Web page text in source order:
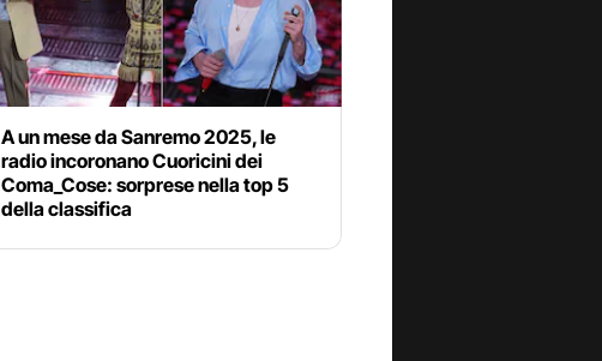
A un mese da Sanremo 2025, le
radio incoronano Cuoricini dei
Coma_Cose: sorprese nella top 5
della classifica